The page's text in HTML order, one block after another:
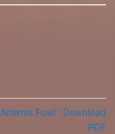
Artemis Fowl : Download
PDF